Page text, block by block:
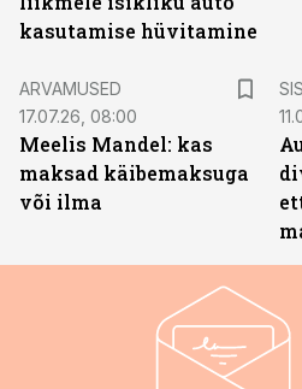
kasutamise hüvitamine
ARVAMUSED
17.07.26, 08:00
Meelis Mandel: kas
maksad käibemaksuga
või ilma